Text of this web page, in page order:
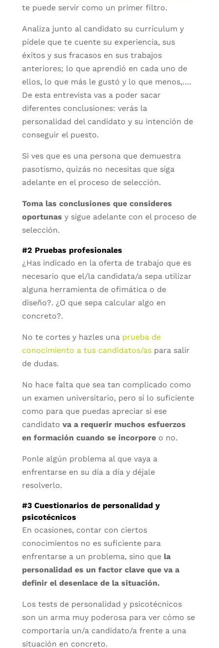
te puede servir como un primer filtro.
Analiza junto al candidato su currículum y
pídele que te cuente su experiencia, sus
éxitos y sus fracasos en sus trabajos
anteriores; lo que aprendió en cada uno de
ellos, lo que más le gustó y lo que menos,….
De esta entrevista vas a poder sacar
diferentes conclusiones: verás la
personalidad del candidato y su intención de
conseguir el puesto.
Si ves que es una persona que demuestra
pasotismo, quizás no necesitas que siga
adelante en el proceso de selección.
Toma las conclusiones que consideres
oportunas y sigue adelante con el proceso de
selección.
#2 Pruebas profesionales
¿Has indicado en la oferta de trabajo que es
necesario que el/la candidata/a sepa utilizar
alguna herramienta de ofimática o de
diseño?. ¿O que sepa calcular algo en
concreto?.
No te cortes y hazles una prueba de
conocimiento a tus candidatos/aspara salir
de dudas.
No hace falta que sea tan complicado como
un examen universitario, pero sí lo suficiente
como para que puedas apreciar si ese
candidato va a requerir muchos esfuerzos
en formación cuando se incorporeo no.
Ponle algún problema al que vaya a
enfrentarse en su día a día y déjale
resolverlo.
#3 Cuestionarios de personalidad y
psicotécnicos
En ocasiones, contar con ciertos
conocimientos no es suficiente para
enfrentarse a un problema, sino que la
personalidad es un factor clave que va a
definir el desenlace de la situación.
Los tests de personalidad y psicotécnicos
son un arma muy poderosa para ver cómo se
comportaría un/a candidato/a frente a una
situación en concreto.